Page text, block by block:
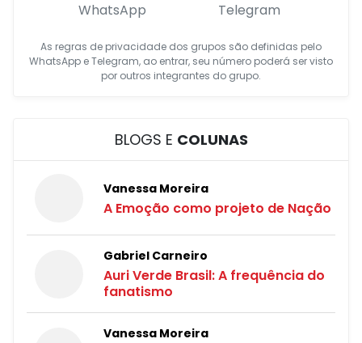
WhatsApp Telegram
As regras de privacidade dos grupos são definidas pelo
WhatsApp e Telegram, ao entrar, seu número poderá ser visto
por outros integrantes do grupo.
BLOGS E COLUNAS
Vanessa Moreira
A Emoção como projeto de Nação
Gabriel Carneiro
Auri Verde Brasil: A frequência do
fanatismo
Vanessa Moreira